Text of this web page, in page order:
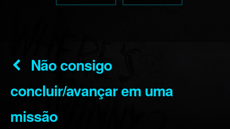
Não consigo
concluir/avançar em uma
missão